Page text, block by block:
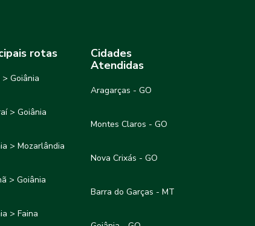
rotas
> Goiânia
> Goiânia
> Mozarlândia
> Goiânia
> Faina
Cidades
Atendidas
Aragarças - GO
Montes Claros - GO
Nova Crixás - GO
Barra do Garças - MT